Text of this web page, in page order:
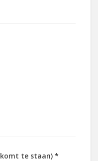
te staan) *